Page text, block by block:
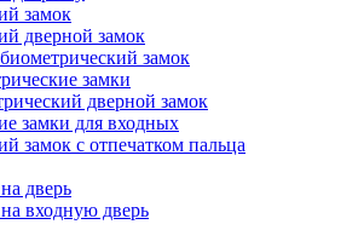
замок
дверной замок
замок
замки
дверной замок
замки для входных
замок с отпечатком пальца
дверь
входную дверь